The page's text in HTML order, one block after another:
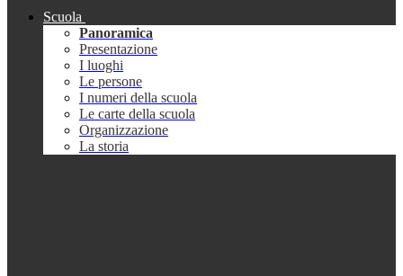
Scuola
Panoramica
Presentazione
I luoghi
Le persone
I numeri della scuola
Le carte della scuola
Organizzazione
La storia